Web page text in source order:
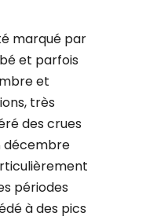
marqué par
et parfois
et
très
des crues
décembre
périodes
à des pics